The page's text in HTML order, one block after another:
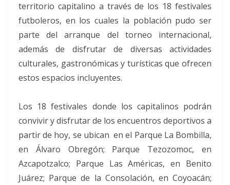
territorio capitalino a través de los 18 festivales
futboleros, en los cuales la población pudo ser
parte del arranque del torneo internacional,
además de disfrutar de diversas actividades
culturales, gastronómicas y turísticas que ofrecen
estos espacios incluyentes.
Los 18 festivales donde los capitalinos podrán
convivir y disfrutar de los encuentros deportivos a
partir de hoy, se ubican en el Parque La Bombilla,
en Álvaro Obregón; Parque Tezozomoc, en
Azcapotzalco; Parque Las Américas, en Benito
Juárez; Parque de la Consolación, en Coyoacán;